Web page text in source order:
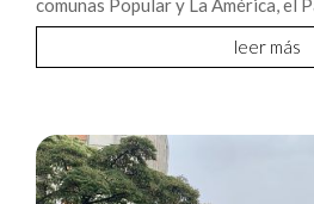
comunas Popular y La América, el
leer más